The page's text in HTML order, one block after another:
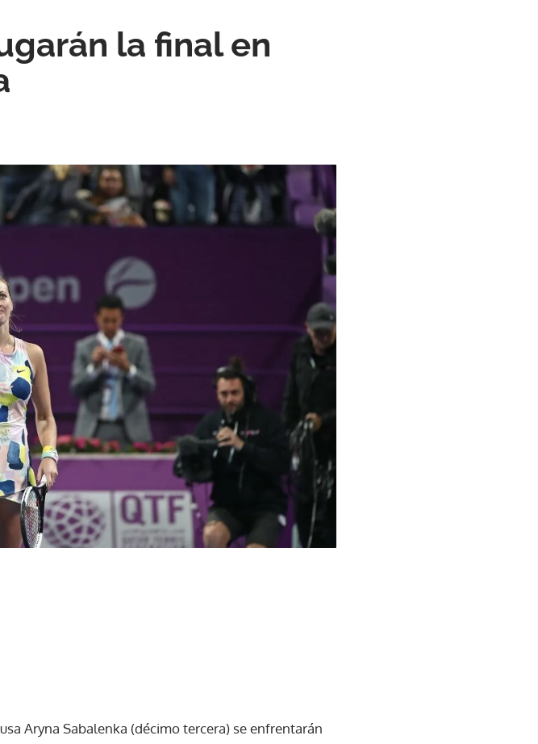
la final en
Aryna Sabalenka (décimo tercera) se enfrentarán